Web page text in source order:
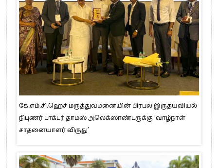
கே.எம்.சி.ஹெச் மருத்துவமனையின் பிரபல இருதயவியல்
நிபுணர் டாக்டர் தாமஸ் அலெக்ஸாண்டருக்கு ‘வாழ்நாள்
சாதனையாளர் விருது’